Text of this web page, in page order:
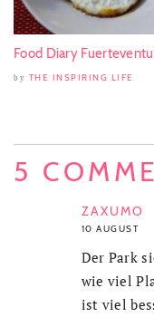
Food Diary
by THE INSPIRING LIFE
5
ZAXUMO
10 AUGUST
Der Park
wie viel
ist viel